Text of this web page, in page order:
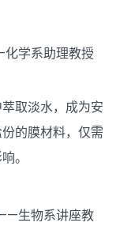
学系助理教授
取淡水，成为安
的膜材料，仅需
。
生物系讲座教